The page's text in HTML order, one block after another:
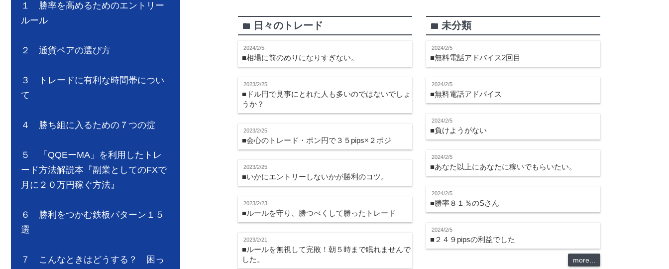
folder 日々のトレード
2024/2/5
■相場に前のめりになりすぎない。
2023/2/25
■ドル円で見事にとれた人も多いのではないでしょ
うか？
2023/2/25
■会心のトレード・ポン円で３５pips×２ポジ
2023/2/25
■いかにエントリーしないかが勝利のコツ。
2023/2/23
■ルールを守り、勝つべくして勝ったトレード
2023/2/21
■ルールを無視して完敗！朝５時まで眠れませんで
した。
folder 未分類
2024/2/5
■無料電話アドバイス2回目
2024/2/5
■無料電話アドバイス
2024/2/5
■負けようがない
2024/2/5
■あなた以上にあなたに稼いでもらいたい。
2024/2/5
■勝率８１％のSさん
2024/2/5
■２４９pipsの利益でした
more...
１ 勝率を高めるためのエントリー
ルール
２ 通貨ペアの選び方
３ トレードに有利な時間帯につい
て
４ 勝ち組に入るための７つの掟
５ 「QQEーMA」を利用したトレ
ード方法解説本『副業としてのFXで
月に２０万円稼ぐ方法』
６ 勝利をつかむ鉄板パターン１５
選
７ こんなときはどうする？ 困っ